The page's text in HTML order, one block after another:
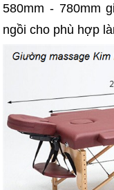
580mm - 780mm
ngồi cho phù hợp